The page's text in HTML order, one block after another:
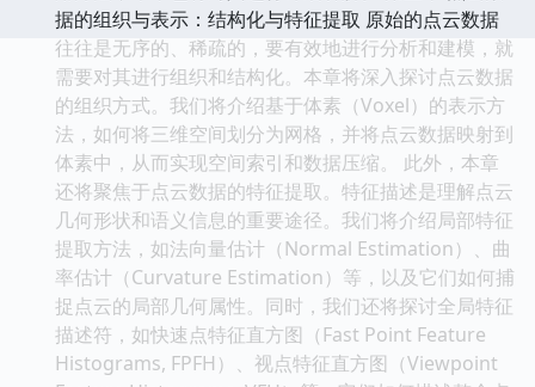
据的组织与表示：结构化与特征提取 原始的点云数据
往往是无序的、稀疏的，要有效地进行分析和建模，就
需要对其进行组织和结构化。本章将深入探讨点云数据
的组织方式。我们将介绍基于体素（Voxel）的表示方
法，如何将三维空间划分为网格，并将点云数据映射到
体素中，从而实现空间索引和数据压缩。 此外，本章
还将聚焦于点云数据的特征提取。特征描述是理解点云
几何形状和语义信息的重要途径。我们将介绍局部特征
提取方法，如法向量估计（Normal Estimation）、曲
率估计（Curvature Estimation）等，以及它们如何捕
捉点云的局部几何属性。同时，我们还将探讨全局特征
描述符，如快速点特征直方图（Fast Point Feature
Histograms, FPFH）、视点特征直方图（Viewpoint